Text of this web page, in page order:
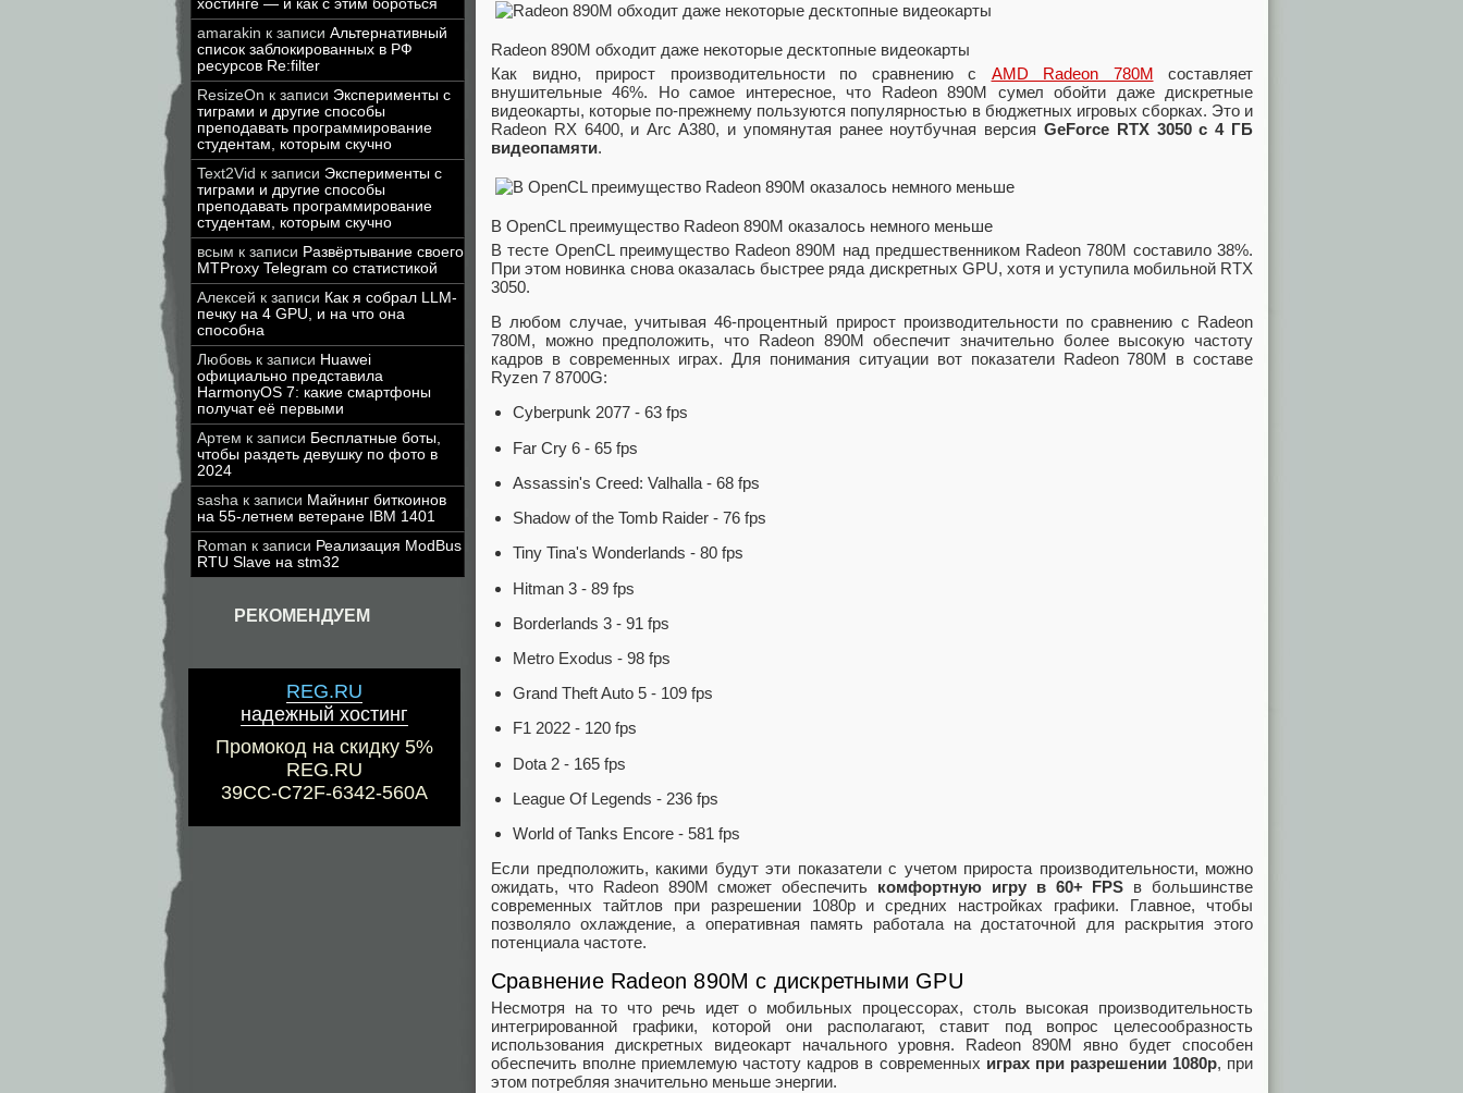
хостинге — и как с этим бороться
amarakin к записи Альтернативный
список заблокированных в РФ
ресурсов Re:filter
ResizeOn к записи Эксперименты с
тиграми и другие способы
преподавать программирование
студентам, которым скучно
Text2Vid к записи Эксперименты с
тиграми и другие способы
преподавать программирование
студентам, которым скучно
всым к записи Развёртывание своего
MTProxy Telegram со статистикой
Алексей к записи Как я собрал LLM-
печку на 4 GPU, и на что она
способна
Любовь к записи Huawei
официально представила
HarmonyOS 7: какие смартфоны
получат её первыми
Артем к записи Бесплатные боты,
чтобы раздеть девушку по фото в
2024
sasha к записи Майнинг биткоинов
на 55-летнем ветеране IBM 1401
Roman к записи Реализация ModBus
RTU Slave на stm32
РЕКОМЕНДУЕМ
REG.RU
надежный хостинг
Промокод на скидку 5%
REG.RU
39CC-C72F-6342-560A
Radeon 890M обходит даже некоторые десктопные видеокарты
Как видно, прирост производительности по сравнению с AMD Radeon 780M составляет
внушительные 46%. Но самое интересное, что Radeon 890M сумел обойти даже дискретные
видеокарты, которые по-прежнему пользуются популярностью в бюджетных игровых сборках. Это и
Radeon RX 6400, и Arc A380, и упомянутая ранее ноутбучная версия GeForce RTX 3050 c 4 ГБ
видеопамяти.
В OpenCL преимущество Radeon 890M оказалось немного меньше
В тесте OpenCL преимущество Radeon 890M над предшественником Radeon 780M составило 38%.
При этом новинка снова оказалась быстрее ряда дискретных GPU, хотя и уступила мобильной RTX
3050.
В любом случае, учитывая 46-процентный прирост производительности по сравнению с Radeon
780M, можно предположить, что Radeon 890M обеспечит значительно более высокую частоту
кадров в современных играх. Для понимания ситуации вот показатели Radeon 780M в составе
Ryzen 7 8700G:
Cyberpunk 2077 - 63 fps
Far Cry 6 - 65 fps
Assassin's Creed: Valhalla - 68 fps
Shadow of the Tomb Raider - 76 fps
Tiny Tina's Wonderlands - 80 fps
Hitman 3 - 89 fps
Borderlands 3 - 91 fps
Metro Exodus - 98 fps
Grand Theft Auto 5 - 109 fps
F1 2022 - 120 fps
Dota 2 - 165 fps
League Of Legends - 236 fps
World of Tanks Encore - 581 fps
Если предположить, какими будут эти показатели с учетом прироста производительности, можно
ожидать, что Radeon 890M сможет обеспечить комфортную игру в 60+ FPS в большинстве
современных тайтлов при разрешении 1080p и средних настройках графики. Главное, чтобы
позволяло охлаждение, а оперативная память работала на достаточной для раскрытия этого
потенциала частоте.
Сравнение Radeon 890M с дискретными GPU
Несмотря на то что речь идет о мобильных процессорах, столь высокая производительность
интегрированной графики, которой они располагают, ставит под вопрос целесообразность
использования дискретных видеокарт начального уровня. Radeon 890M явно будет способен
обеспечить вполне приемлемую частоту кадров в современных играх при разрешении 1080p, при
этом потребляя значительно меньше энергии.